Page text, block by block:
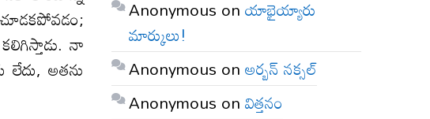
నా
అతను
Anonymous onయాభైయ్యారు
మార్కులు!
Anonymous onఅర్బన్ నక్సల్
Anonymous onవిత్తనం